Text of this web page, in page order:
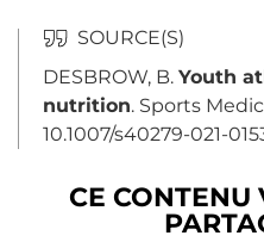
DESBROW, B. Youth
nutrition. Sports
10.1007/s40279-021-
CE CONTENU